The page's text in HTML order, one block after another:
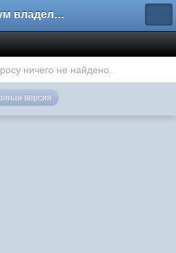
Форум владельцев интернет-магазинов
ничего не найдено.
версия